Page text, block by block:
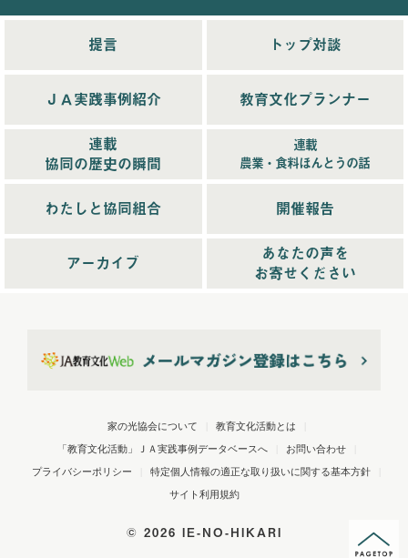
2025年11月配信(6)
2025年12月配信
2025年1月配信(6)
2025年3月配信(4)
2025年5月配信(6)
2025年10月配信
2026年2月配信
(6)
2026年4月配信 (5)
2026年5月配信
(6)
2026年6月配信
(5)
提言 トップ対談
ＪＡ実践事例紹介 教育文化プランナー
連載
協同の歴史の瞬間
連載
農業・食料ほんとうの話
わたしと協同組合 開催報告
アーカイブ
あなたの声を
お寄せください
家の光協会について 教育文化活動とは
「教育文化活動」ＪＡ実践事例データベースへ お問い合わせ
プライバシーポリシー 特定個人情報の適正な取り扱いに関する基本方針
サイト利用規約
© 2026 IE-NO-HIKARI